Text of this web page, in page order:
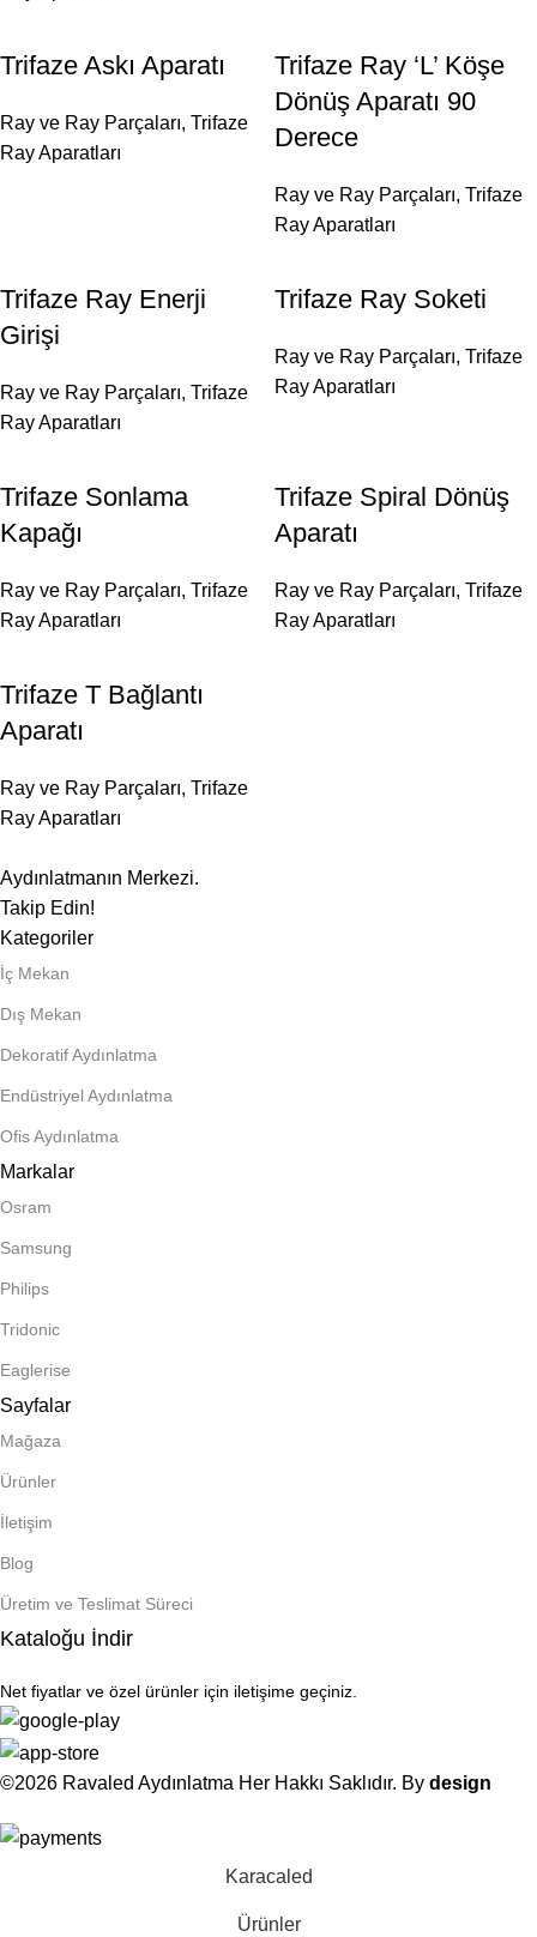
Trifaze Askı Aparatı
Ray ve Ray Parçaları, Trifaze
Ray Aparatları
Trifaze Ray ‘L’ Köşe
Dönüş Aparatı 90
Derece
Ray ve Ray Parçaları, Trifaze
Ray Aparatları
Trifaze Ray Enerji
Girişi
Ray ve Ray Parçaları, Trifaze
Ray Aparatları
Trifaze Ray Soketi
Ray ve Ray Parçaları, Trifaze
Ray Aparatları
Trifaze Sonlama
Kapağı
Ray ve Ray Parçaları, Trifaze
Ray Aparatları
Trifaze Spiral Dönüş
Aparatı
Ray ve Ray Parçaları, Trifaze
Ray Aparatları
Trifaze T Bağlantı
Aparatı
Ray ve Ray Parçaları, Trifaze
Ray Aparatları
Aydınlatmanın Merkezi.
Takip Edin!
Kategoriler
İç Mekan
Dış Mekan
Dekoratif Aydınlatma
Endüstriyel Aydınlatma
Ofis Aydınlatma
Markalar
Osram
Samsung
Philips
Tridonic
Eaglerise
Sayfalar
Mağaza
Ürünler
İletişim
Blog
Üretim ve Teslimat Süreci
Kataloğu İndir
Net fiyatlar ve özel ürünler için iletişime geçiniz.
©2026 Ravaled Aydınlatma Her Hakkı Saklıdır. By design
Karacaled
Ürünler